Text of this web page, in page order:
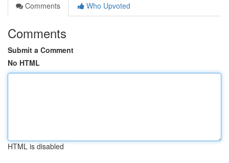
Comments
Who Upvoted
Comments
Submit a Comment
No HTML
HTML is disabled